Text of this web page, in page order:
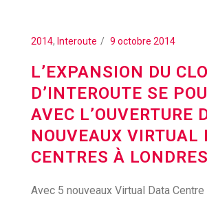
2014, Interoute 9 octobre 2014
L’EXPANSION DU
D’INTEROUTE SE
AVEC L’OUVERTURE
NOUVEAUX VIRTUAL
CENTRES À LONDRES
Avec 5 nouveaux Virtual Data